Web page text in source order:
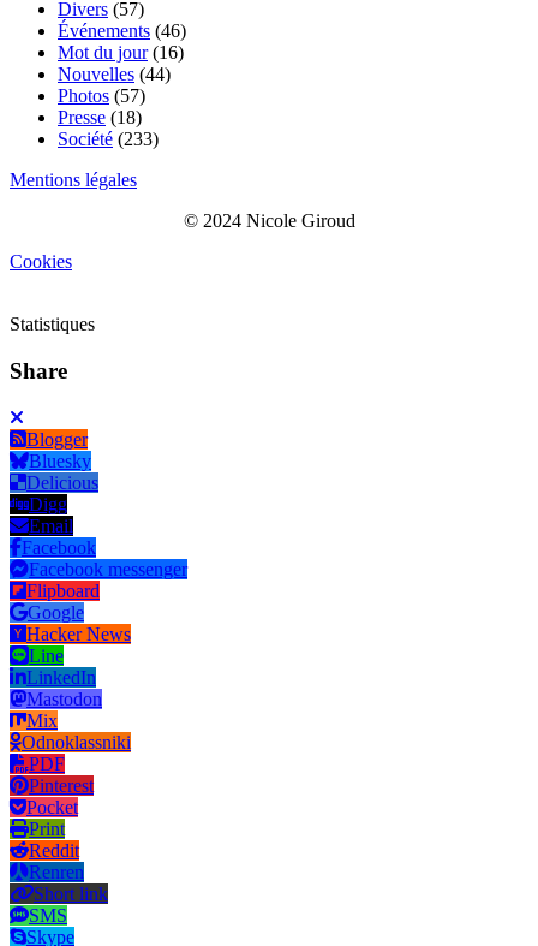
Divers (57)
Événements (46)
Mot du jour(16)
Nouvelles (44)
Photos (57)
Presse (18)
Société (233)
Mentions légales
© 2024 Nicole Giroud
Cookies
Statistiques
Share
Blogger
Bluesky
Delicious
Digg
Email
Facebook
Facebook messenger
Flipboard
Google
Hacker News
Line
LinkedIn
Mastodon
Mix
Odnoklassniki
PDF
Pinterest
Pocket
Print
Reddit
Renren
Short link
SMS
Skype